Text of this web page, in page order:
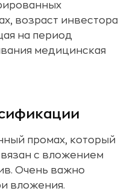
возраст инвестора
на период
медицинская
промах, который
с вложением
Очень важно
вложения.